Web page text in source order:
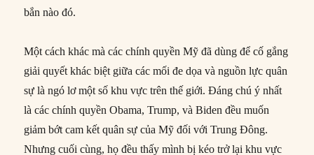
bắn nào đó.
Một cách khác mà các chính quyền Mỹ đã dùng để cố gắng
giải quyết khác biệt giữa các mối đe dọa và nguồn lực quân
sự là ngó lơ một số khu vực trên thế giới. Đáng chú ý nhất
là các chính quyền Obama, Trump, và Biden đều muốn
giảm bớt cam kết quân sự của Mỹ đối với Trung Đông.
Nhưng cuối cùng, họ đều thấy mình bị kéo trở lại khu vực